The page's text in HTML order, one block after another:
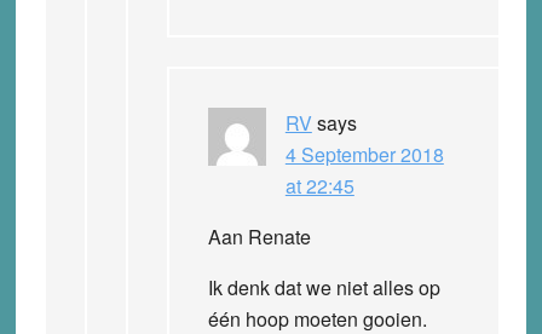
RV says
4 September 2018
at 22:45
Aan Renate
Ik denk dat we niet alles op
één hoop moeten gooien.